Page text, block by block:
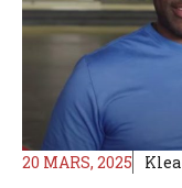
20 MARS, 2025 Klea